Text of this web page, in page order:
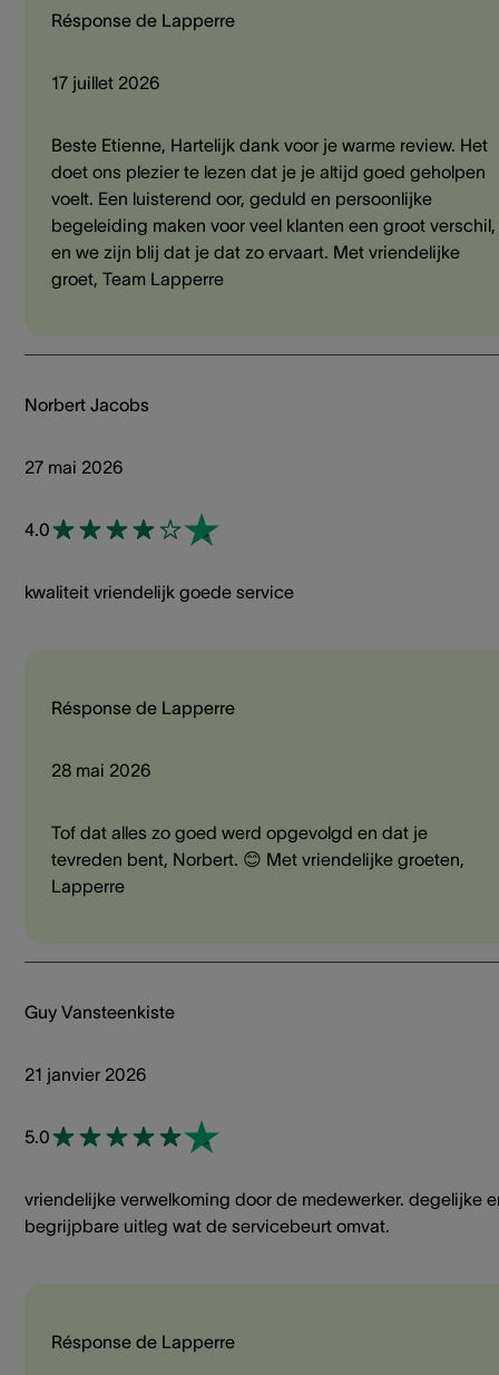
Résponse de Lapperre
17 juillet 2026
Beste Etienne, Hartelijk dank voor je warme review. Het
doet ons plezier te lezen dat je je altijd goed geholpen
voelt. Een luisterend oor, geduld en persoonlijke
begeleiding maken voor veel klanten een groot verschil,
en we zijn blij dat je dat zo ervaart. Met vriendelijke
groet, Team Lapperre
Norbert Jacobs
27 mai 2026
4.0
kwaliteit vriendelijk goede service
Résponse de Lapperre
28 mai 2026
Tof dat alles zo goed werd opgevolgd en dat je
tevreden bent, Norbert. 😊 Met vriendelijke groeten,
Lapperre
Guy Vansteenkiste
21 janvier 2026
5.0
vriendelijke verwelkoming door de medewerker. degelijke
begrijpbare uitleg wat de servicebeurt omvat.
Résponse de Lapperre